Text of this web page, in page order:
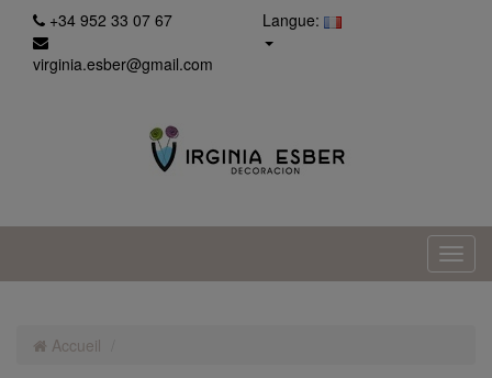
+34 952 33 07 67
virginia.esber@gmail.com
Langue:
Accueil